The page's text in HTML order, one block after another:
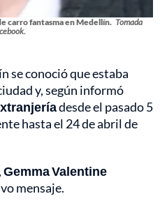
carro fantasma en Medellín. Tomada
se conoció que estaba
y, según informó
desde el pasado 5
hasta el 24 de abril de
Gemma Valentine
mensaje.